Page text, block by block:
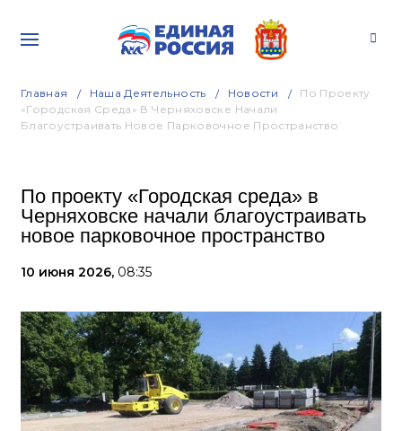
Главная Наша Деятельность Новости
По Проекту
«Городская Среда» В Черняховске Начали
Благоустраивать Новое Парковочное Пространство
По проекту «Городская среда» в
Черняховске начали благоустраивать
новое парковочное пространство
10 июня 2026, 08:35